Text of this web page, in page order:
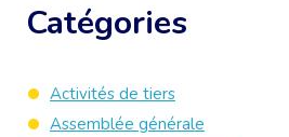
Catégories
Activités de tiers
Assemblée générale